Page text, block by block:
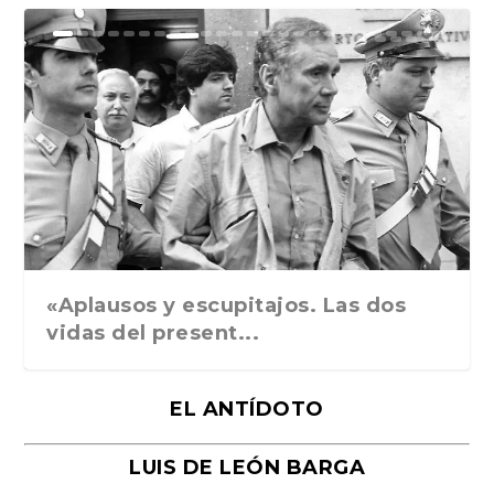
Ground Rules. Alejan...
«Rafael: Poesía subl...
Bienvenidos al circo...
Georges de La Tour. ...
Robert Capa: la hist...
«Aplausos y escupitajos. Las dos
vidas del present...
EL ANTÍDOTO
LUIS DE LEÓN BARGA